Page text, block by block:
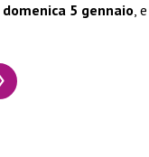
domenica 5 gennaio,